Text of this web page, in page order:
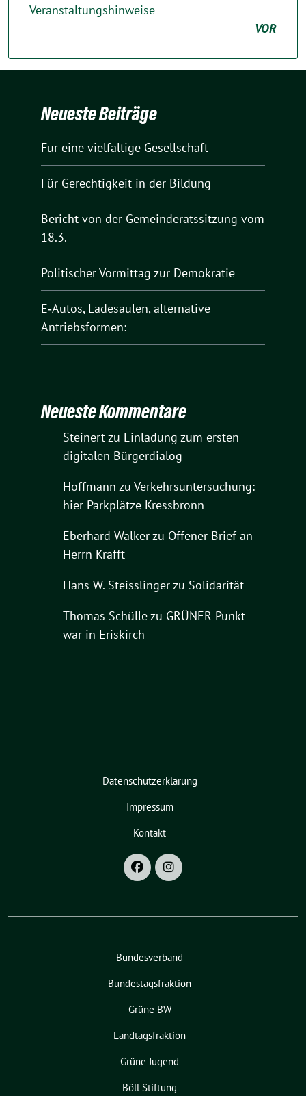
Veranstaltungshinweise
VOR
Neueste Beiträge
Für eine vielfältige Gesellschaft
Für Gerechtigkeit in der Bildung
Bericht von der Gemeinderatssitzung vom
18.3.
Politischer Vormittag zur Demokratie
E‑Autos, Ladesäulen, alternative
Antriebsformen:
Neueste Kommentare
Steinertzu Einladung zum ersten
digitalen Bürgerdialog
Hoffmann zu Verkehrsuntersuchung:
hier Parkplätze Kressbronn
Eberhard Walkerzu Offener Brief an
Herrn Krafft
Hans W. Steisslingerzu Solidarität
Thomas Schüllezu GRÜNER Punkt
war in Eriskirch
Datenschutzerklärung
Impressum
Kontakt
Bundesverband
Bundestagsfraktion
Grüne BW
Landtagsfraktion
Grüne Jugend
Böll Stiftung